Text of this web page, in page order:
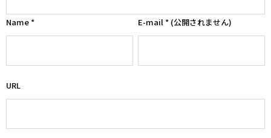
Name* E-mail * (公開されません)
URL